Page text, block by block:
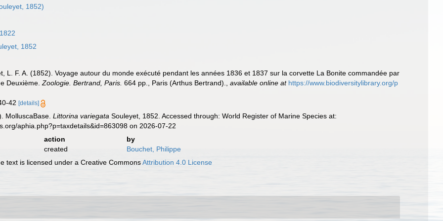
1852)
1852
L. F. A. (1852). Voyage autour du monde exécuté pendant les années 1836 et 1837 sur la corvette La Bonite commandée par
Deuxième.Zoologie. Bertrand, Paris. 664 pp., Paris (Arthus Bertrand). ,available online at https://www.biodiversitylibrary.org/p
42[details]
MolluscaBase.Littorina variegata Souleyet, 1852. Accessed through: World Register of Marine Species at:
aphia.php?p=taxdetails&id=863098 on 2026-07-22
action
by
created
Bouchet, Philippe
text is licensed under a Creative CommonsAttribution 4.0 License